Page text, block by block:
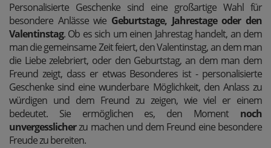
Personalisierte Geschenke sind eine großartige Wahl für
besondere Anlässe wie Geburtstage, Jahrestage oder den
Valentinstag. Ob es sich um einen Jahrestag handelt, an dem
man die gemeinsame Zeit feiert, den Valentinstag, an dem man
die Liebe zelebriert, oder den Geburtstag, an dem man dem
Freund zeigt, dass er etwas Besonderes ist - personalisierte
Geschenke sind eine wunderbare Möglichkeit, den Anlass zu
würdigen und dem Freund zu zeigen, wie viel er einem
bedeutet. Sie ermöglichen es, den Moment noch
unvergesslicherzu machen und dem Freund eine besondere
Freude zu bereiten.